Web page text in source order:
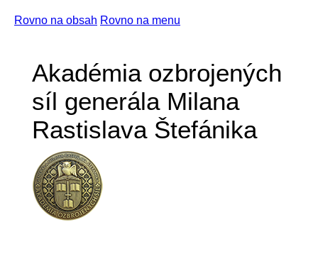
Rovno na obsah Rovno na menu
Akadémia ozbrojených
síl generála Milana
Rastislava Štefánika